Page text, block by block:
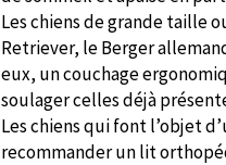
Les chiens de grande taille
Retriever, le Berger
eux, un couchage
soulager celles déjà
Les chiens qui font l’objet
recommander un lit